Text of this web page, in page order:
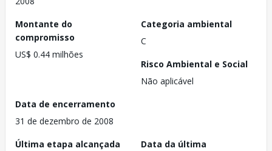
Montante do
compromisso
US$ 0.44 milhões
Categoria ambiental
C
Risco Ambiental e Social
Não aplicável
Data de encerramento
31 de dezembro de 2008
Última etapa alcançada
Data da última